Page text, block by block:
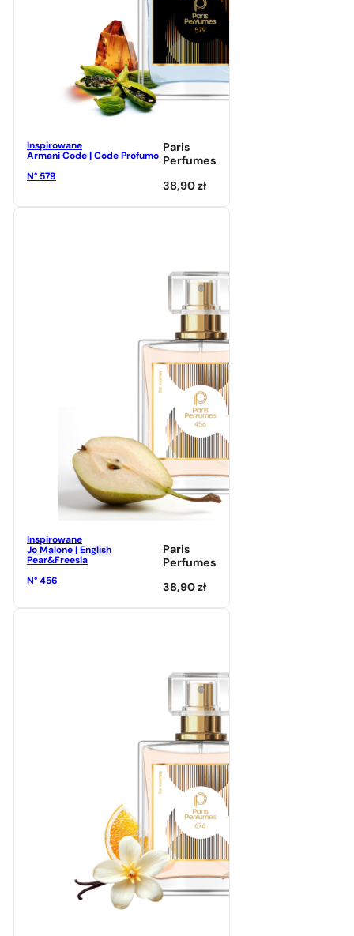
Inspirowane
Armani Code | Code Profumo
N° 579
Paris
Perfumes
38,90zł
Inspirowane
Jo Malone | English
Pear&Freesia
N° 456
Paris
Perfumes
38,90zł